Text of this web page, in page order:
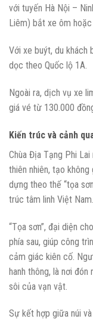
với tuyến Hà Nội –
Liêm) bắt xe ôm
Với xe buýt, du khách
dọc theo Quốc lộ 1A.
Ngoài ra, dịch vụ xe
giá vé từ 130.000
Kiến trúc và cảnh
Chùa Địa Tạng Phi
thiên nhiên, tạo không
dựng theo thế “tọa
trúc tâm linh Việt Nam.
“Tọa sơn”, đại diện
phía sau, giúp công
cảm giác kiên cố.
hanh thông, là nơi
sôi của vạn vật.
Sự kết hợp giữa núi